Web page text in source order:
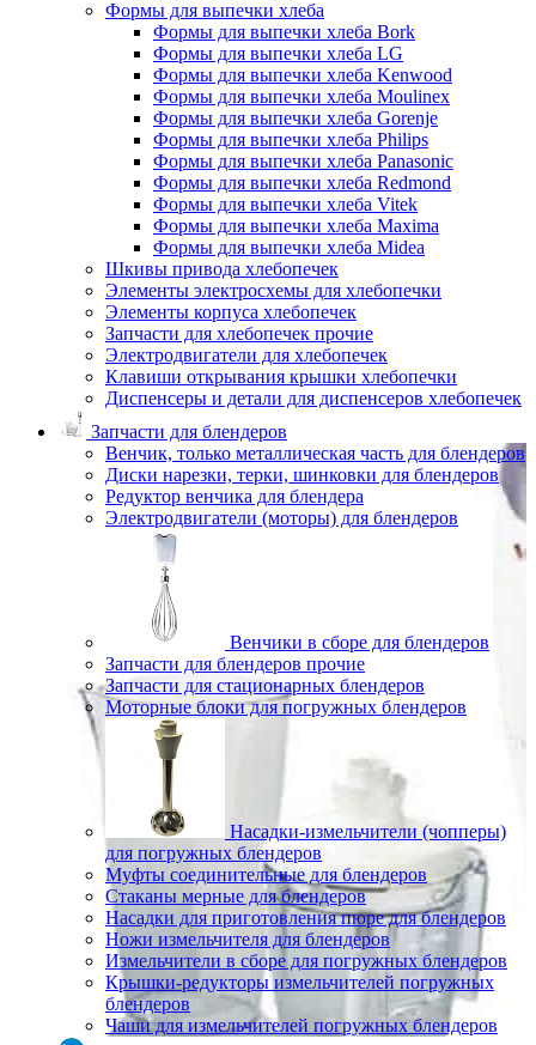
Формы для выпечки хлеба
Формы для выпечки хлеба Bork
Формы для выпечки хлеба LG
Формы для выпечки хлеба Kenwood
Формы для выпечки хлеба Moulinex
Формы для выпечки хлеба Gorenje
Формы для выпечки хлеба Philips
Формы для выпечки хлеба Panasonic
Формы для выпечки хлеба Redmond
Формы для выпечки хлеба Vitek
Формы для выпечки хлеба Maxima
Формы для выпечки хлеба Midea
Шкивы привода хлебопечек
Элементы электросхемы для хлебопечки
Элементы корпуса хлебопечек
Запчасти для хлебопечек прочие
Электродвигатели для хлебопечек
Клавиши открывания крышки хлебопечки
Диспенсеры и детали для диспенсеров хлебопечек
Запчасти для блендеров
Венчик, только металлическая часть для блендеров
Диски нарезки, терки, шинковки для блендеров
Редуктор венчика для блендера
Электродвигатели (моторы) для блендеров
Венчики в сборе для блендеров
Запчасти для блендеров прочие
Запчасти для стационарных блендеров
Моторные блоки для погружных блендеров
Насадки-измельчители (чопперы)
для погружных блендеров
Муфты соединительные для блендеров
Стаканы мерные для блендеров
Насадки для приготовления пюре для блендеров
Ножи измельчителя для блендеров
Измельчители в сборе для погружных блендеров
Крышки-редукторы измельчителей погружных
блендеров
Чаши для измельчителей погружных блендеров